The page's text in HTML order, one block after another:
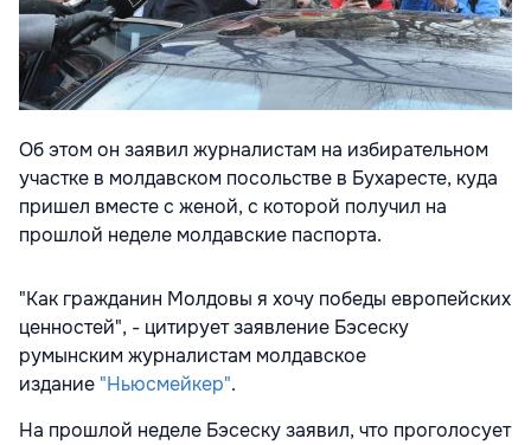
Об этом он заявил журналистам на избирательном
участке в молдавском посольстве в Бухаресте, куда
пришел вместе с женой, с которой получил на
прошлой неделе молдавские паспорта.
"Как гражданин Молдовы я хочу победы европейских
ценностей", - цитирует заявление Бэсеску
румынским журналистам молдавское
издание "Ньюсмейкер".
На прошлой неделе Бэсеску заявил, что проголосует